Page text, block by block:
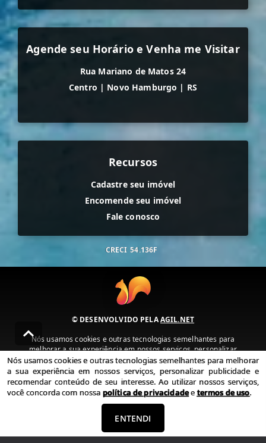
Agende seu Horário e Venha me Visitar
Rua Mariano de Matos 24
Centro | Novo Hamburgo | RS
Recursos
Cadastre seu imóvel
Encomende seu imóvel
Fale conosco
CRECI 54.136F
© DESENVOLVIDO PELAAGIL.NET
Nós usamos cookies e outras tecnologias semelhantes para
melhorar a sua experiência em nossos serviços, personalizar
publicidade e recomendar conteúdo de seu interesse. Ao utilizar
nossos serviços, você concorda com nossa política de privacidade e
termos de uso.
Política de Privacidade Termos de uso
Nós usamos cookies e outras tecnologias semelhantes para melhorar
a sua experiência em nossos serviços, personalizar publicidade e
recomendar conteúdo de seu interesse. Ao utilizar nossos serviços,
você concorda com nossa política de privacidadeetermos de uso.
ENTENDI